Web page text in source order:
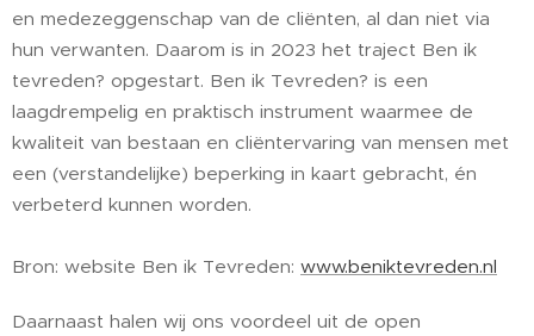
en medezeggenschap van de cliënten, al dan niet via
hun verwanten. Daarom is in 2023 het traject Ben ik
tevreden? opgestart. Ben ik Tevreden? is een
laagdrempelig en praktisch instrument waarmee de
kwaliteit van bestaan en cliëntervaring van mensen met
een (verstandelijke) beperking in kaart gebracht, én
verbeterd kunnen worden.
Bron: website Ben ik Tevreden: www.beniktevreden.nl
Daarnaast halen wij ons voordeel uit de open